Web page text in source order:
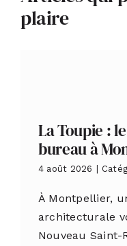
plaire
La Toupie :
bureau à
4 août 2026 |
À Montpellier,
architecturale
Nouveau Saint-